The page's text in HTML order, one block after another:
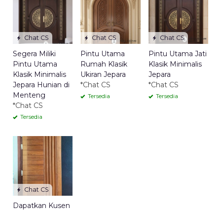
Chat CS
Segera Miliki
Pintu Utama
Klasik Minimalis
Jepara Hunian di
Menteng
*Chat CS
Tersedia
Chat CS
Pintu Utama
Rumah Klasik
Ukiran Jepara
*Chat CS
Tersedia
Chat CS
Pintu Utama Jati
Klasik Minimalis
Jepara
*Chat CS
Tersedia
Chat CS
Dapatkan Kusen